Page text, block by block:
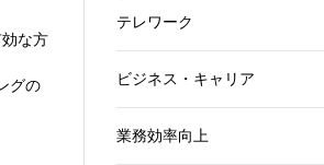
な方
グの
テレワーク
ビジネス・キャリア
業務効率向上